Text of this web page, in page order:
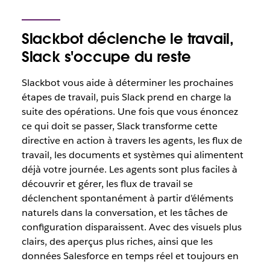
Slackbot déclenche le travail,
Slack s'occupe du reste
Slackbot vous aide à déterminer les prochaines
étapes de travail, puis Slack prend en charge la
suite des opérations. Une fois que vous énoncez
ce qui doit se passer, Slack transforme cette
directive en action à travers les agents, les flux de
travail, les documents et systèmes qui alimentent
déjà votre journée. Les agents sont plus faciles à
découvrir et gérer, les flux de travail se
déclenchent spontanément à partir d’éléments
naturels dans la conversation, et les tâches de
configuration disparaissent. Avec des visuels plus
clairs, des aperçus plus riches, ainsi que les
données Salesforce en temps réel et toujours en